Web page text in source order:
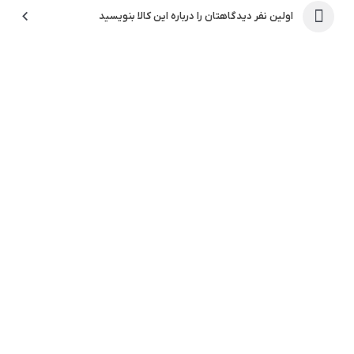
اولین نفر دیدگاهتان را درباره این کالا بنویسید